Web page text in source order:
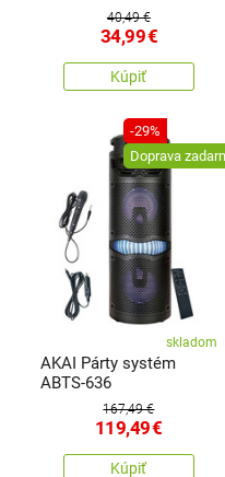
40,49 €
34,99€
Kúpiť
-29%
Doprava
skladom
AKAI Párty systém
ABTS-636
167,49 €
119,49€
Kúpiť